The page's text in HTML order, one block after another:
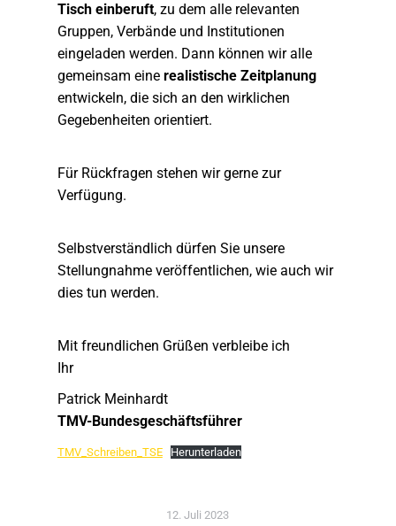
Tisch einberuft, zu dem alle relevanten
Gruppen, Verbände und Institutionen
eingeladen werden. Dann können wir alle
gemeinsam eine realistische Zeitplanung
entwickeln, die sich an den wirklichen
Gegebenheiten orientiert.
Für Rückfragen stehen wir gerne zur
Verfügung.
Selbstverständlich dürfen Sie unsere
Stellungnahme veröffentlichen, wie auch wir
dies tun werden.
Mit freundlichen Grüßen verbleibe ich
Ihr
Patrick Meinhardt
TMV-Bundesgeschäftsführer
TMV_Schreiben_TSE Herunterladen
12. Juli 2023